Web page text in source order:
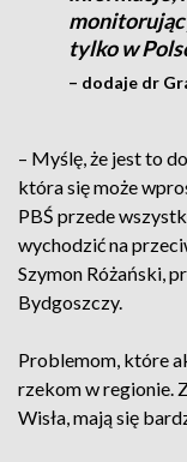
tylko w
– dodaje dr
– Myślę, że jest to
która się może
PBŚ przede
wychodzić na
Szymon Różański,
Bydgoszczy.
Problemom, które
rzekom w regionie.
Wisła, mają się